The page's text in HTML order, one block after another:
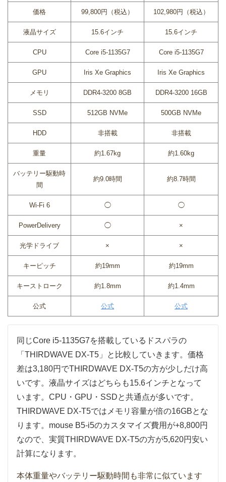
価格 99,800円（税込） 102,980円（税込）
液晶サイズ 15.6インチ 15.6インチ
CPU Core i5-1135G7 Core i5-1135G7
GPU Iris Xe Graphics Iris Xe Graphics
メモリ DDR4-3200 8GB DDR4-3200 16GB
SSD 512GB NVMe 500GB NVMe
HDD 非搭載 非搭載
重量 約1.67kg 約1.60kg
バッテリー駆動時
間
約9.0時間 約8.7時間
Wi-Fi 6 ◯ ◯
PowerDelivery ◯ ×
光学ドライブ × ×
キーピッチ 約19mm 約19mm
キーストローク 約1.8mm 約1.4mm
公式 公式 公式
同じCore i5-1135G7を搭載しているドスパラの
「THIRDWAVE DX-T5」と比較していきます。価格
差は3,180円でTHIRDWAVE DX-T5の方が少しだけ高
いです。液晶サイズはどちらも15.6インチとなって
います。CPU・GPU・SSDと共通点が多いです。
THIRDWAVE DX-T5ではメモリ容量が倍の16GBとな
ります。mouse B5-i5のカスタマイズ費用が+8,800円
なので、実質THIRDWAVE DX-T5の方が5,620円安い
計算になります。
本体重量やバッテリー駆動時間も非常に似ています